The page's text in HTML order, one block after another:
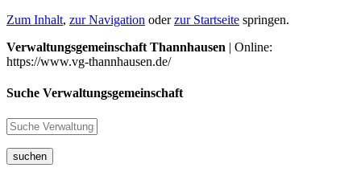
Zum Inhalt, zur Navigation oderzur Startseite springen.
Verwaltungsgemeinschaft Thannhausen | Online:
https://www.vg-thannhausen.de/
Suche Verwaltungsgemeinschaft
suchen